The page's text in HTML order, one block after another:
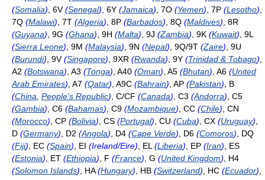
(Somalia) , 6V(Senegal) , 6Y (Jamaica) , 7O (Yemen) , 7P (Lesotho)
7Q (Malawi) , 7T (Algeria) , 8P (Barbados) , 8Q (Maldives) , 8R
(Guyana) , 9G (Ghana) , 9H (Malta) , 9J (Zambia) , 9K (Kuwait) , 9L
(Sierra Leone) , 9M (Malaysia) , 9N (Nepal) , 9Q/9T (Zaire) , 9U
(Burundi) , 9V(Singapore) , 9XR (Rwanda) , 9Y (Trinidad & Tobago)
A2 (Botswana) , A3 (Tonga) , A40 (Oman) , A5 (Bhutan) , A6 (United
Arab Emirates) , A7 (Qatar) , A9C (Bahrain) , AP (Pakistan) , B
(China People's Republic) , C/CF (Canada) , C3 (Andorra) , C5
(Gambia) , C6 (Bahamas) , C9 (Mozambique) , CC (Chile) , CN
(Morocco) , CP (Bolivia) , CS (Portugal) , CU (Cuba) , CX (Uruguay)
D (Germany) , D2 (Angola) , D4 (Cape Verde) , D6 (Comoros) , DQ
(Fiji) , EC (Spain) , EI (Ireland/Eire) , EL (Liberia) , EP (Iran) , ES
(Estonia) , ET (Ethiopia) , F (France) , G (United Kingdom) , H4
(Solomon Islands) , HA(Hungary) , HB (Switzerland) , HC (Ecuador)